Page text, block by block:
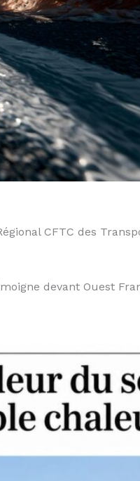
CFTC des
devant Ouest